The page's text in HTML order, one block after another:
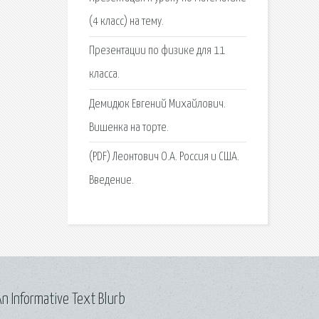
(4 класс) на тему.
Презентации по физике для 11
класса.
Демидюк Евгений Михайлович.
Вишенка на торте.
(PDF) Леонтович О.А. Россия и США.
Введение.
Informative Text Blurb